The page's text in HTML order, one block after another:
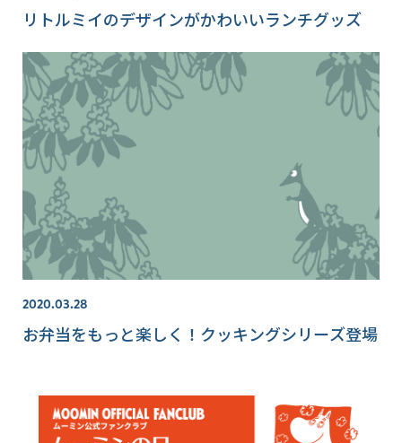
リトルミイのデザインがかわいいランチグッズ
2020.03.28
お弁当をもっと楽しく！クッキングシリーズ登場